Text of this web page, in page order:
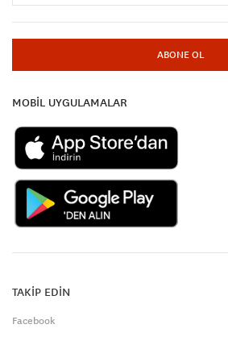
ABONE OL
MOBİL UYGULAMALAR
TAKİP EDİN
Facebook